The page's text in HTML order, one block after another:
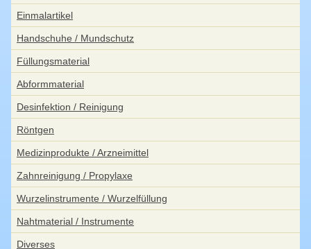
Einmalartikel
Handschuhe / Mundschutz
Füllungsmaterial
Abformmaterial
Desinfektion / Reinigung
Röntgen
Medizinprodukte / Arzneimittel
Zahnreinigung / Propylaxe
Wurzelinstrumente / Wurzelfüllung
Nahtmaterial / Instrumente
Diverses